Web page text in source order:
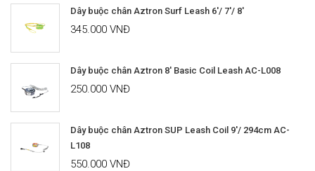
Dây buộc chân Aztron Surf Leash 6'/ 7'/ 8'
345.000 VNĐ
Dây buộc chân Aztron 8' Basic Coil Leash AC-L008
250.000 VNĐ
Dây buộc chân Aztron SUP Leash Coil 9'/ 294cm AC-
L108
550.000 VNĐ